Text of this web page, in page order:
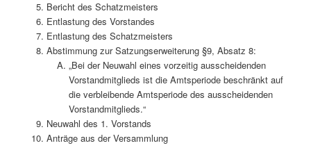
Bericht des Schatzmeisters
Entlastung des Vorstandes
Entlastung des Schatzmeisters
Abstimmung zur Satzungserweiterung §9, Absatz 8:
„Bei der Neuwahl eines vorzeitig ausscheidenden
Vorstandmitglieds ist die Amtsperiode beschränkt auf
die verbleibende Amtsperiode des ausscheidenden
Vorstandmitglieds.“
Neuwahl des 1. Vorstands
Anträge aus der Versammlung